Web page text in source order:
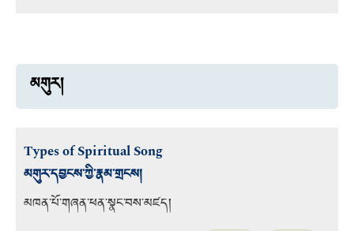
མགུར།
Types of Spiritual Song
མགུར་དབྱངས་ཀྱི་རྣམ་གྲངས།
མཁན་པོ་གཞན་ཕན་སྣང་བས་མཛད།